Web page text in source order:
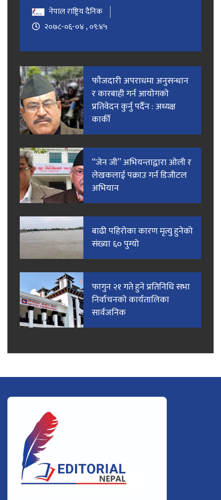
नेपाल राष्ट्रिय दैनिक
२०७८-०६-०४ , ०९:४५
फाैजदारी अपराधमा अनुसन्धान
र कारबाही गर्न आयाेगकाे
प्रतिवेदन कुर्नु पर्दैन : अध्यक्ष
कार्की
“जेन जी” अभियन्ताद्वारा ओली र
लेखकलाई पक्राउ गर्न डिजीटल
अभियान
बाढी पहिरोका कारण मृत्यु हुनेको
संख्या ६० पुग्यो
फागुन २१ गते हुने प्रतिनिधि सभा
निर्वाचनको कार्यतालिका
सार्वजनिक